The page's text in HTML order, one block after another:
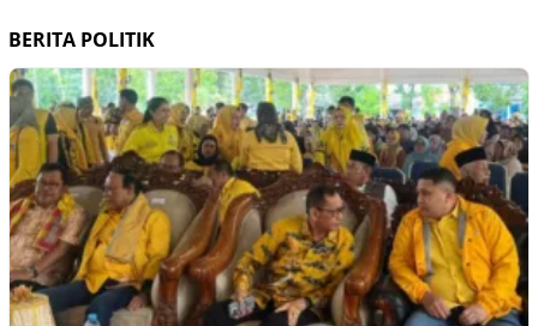
BERITA POLITIK